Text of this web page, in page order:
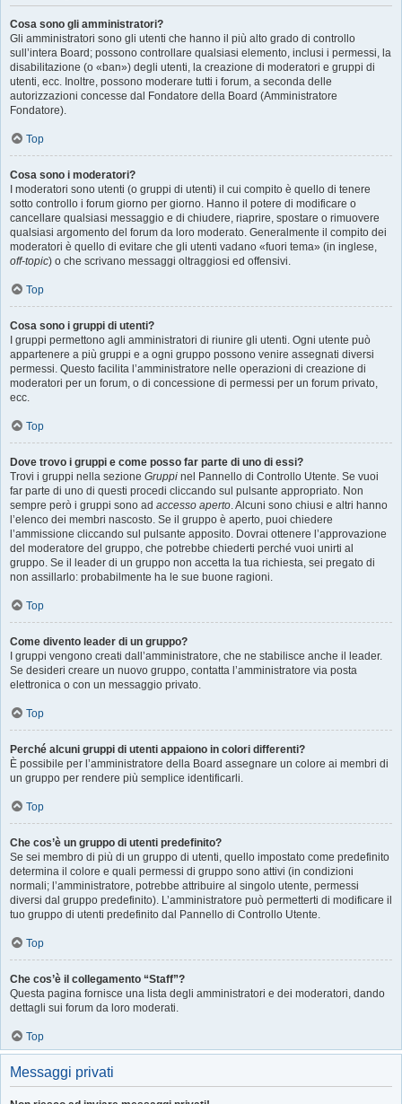
Cosa sono gli amministratori?
Gli amministratori sono gli utenti che hanno il più alto grado di controllo
sull’intera Board; possono controllare qualsiasi elemento, inclusi i permessi, la
disabilitazione (o «ban») degli utenti, la creazione di moderatori e gruppi di
utenti, ecc. Inoltre, possono moderare tutti i forum, a seconda delle
autorizzazioni concesse dal Fondatore della Board (Amministratore
Fondatore).
Top
Cosa sono i moderatori?
I moderatori sono utenti (o gruppi di utenti) il cui compito è quello di tenere
sotto controllo i forum giorno per giorno. Hanno il potere di modificare o
cancellare qualsiasi messaggio e di chiudere, riaprire, spostare o rimuovere
qualsiasi argomento del forum da loro moderato. Generalmente il compito dei
moderatori è quello di evitare che gli utenti vadano «fuori tema» (in inglese,
off-topic) o che scrivano messaggi oltraggiosi ed offensivi.
Top
Cosa sono i gruppi di utenti?
I gruppi permettono agli amministratori di riunire gli utenti. Ogni utente può
appartenere a più gruppi e a ogni gruppo possono venire assegnati diversi
permessi. Questo facilita l’amministratore nelle operazioni di creazione di
moderatori per un forum, o di concessione di permessi per un forum privato,
ecc.
Top
Dove trovo i gruppi e come posso far parte di uno di essi?
Trovi i gruppi nella sezione Gruppi nel Pannello di Controllo Utente. Se vuoi
far parte di uno di questi procedi cliccando sul pulsante appropriato. Non
sempre però i gruppi sono ad accesso aperto. Alcuni sono chiusi e altri hanno
l’elenco dei membri nascosto. Se il gruppo è aperto, puoi chiedere
l’ammissione cliccando sul pulsante apposito. Dovrai ottenere l’approvazione
del moderatore del gruppo, che potrebbe chiederti perché vuoi unirti al
gruppo. Se il leader di un gruppo non accetta la tua richiesta, sei pregato di
non assillarlo: probabilmente ha le sue buone ragioni.
Top
Come divento leader di un gruppo?
I gruppi vengono creati dall’amministratore, che ne stabilisce anche il leader.
Se desideri creare un nuovo gruppo, contatta l’amministratore via posta
elettronica o con un messaggio privato.
Top
Perché alcuni gruppi di utenti appaiono in colori differenti?
È possibile per l’amministratore della Board assegnare un colore ai membri di
un gruppo per rendere più semplice identificarli.
Top
Che cos’è un gruppo di utenti predefinito?
Se sei membro di più di un gruppo di utenti, quello impostato come predefinito
determina il colore e quali permessi di gruppo sono attivi (in condizioni
normali; l’amministratore, potrebbe attribuire al singolo utente, permessi
diversi dal gruppo predefinito). L’amministratore può permetterti di modificare il
tuo gruppo di utenti predefinito dal Pannello di Controllo Utente.
Top
Che cos’è il collegamento “Staff”?
Questa pagina fornisce una lista degli amministratori e dei moderatori, dando
dettagli sui forum da loro moderati.
Top
Messaggi privati